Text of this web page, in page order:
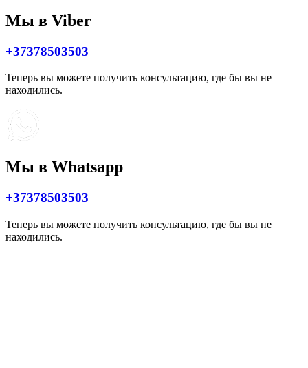
Мы в Viber
+37378503503
Теперь вы можете получить консультацию, где бы вы не
находились.
Мы в Whatsapp
+37378503503
Теперь вы можете получить консультацию, где бы вы не
находились.